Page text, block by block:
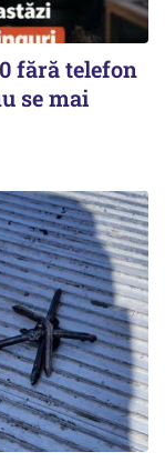
fără telefon
se mai